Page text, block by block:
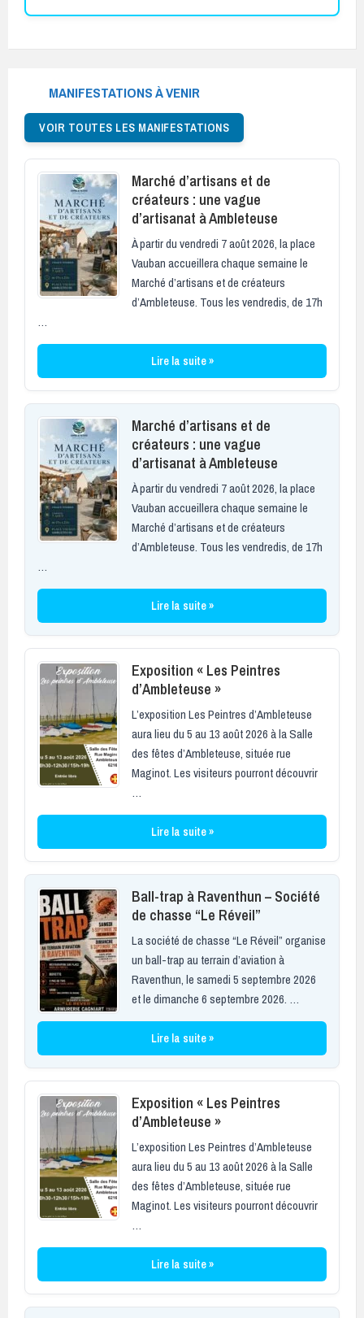
MANIFESTATIONS À VENIR
VOIR TOUTES LES MANIFESTATIONS
Marché d’artisans et de
créateurs : une vague
d’artisanat à Ambleteuse
À partir du vendredi 7 août 2026, la place
Vauban accueillera chaque semaine le
Marché d’artisans et de créateurs
d’Ambleteuse. Tous les vendredis, de 17h
…
Lire la suite »
Marché d’artisans et de
créateurs : une vague
d’artisanat à Ambleteuse
À partir du vendredi 7 août 2026, la place
Vauban accueillera chaque semaine le
Marché d’artisans et de créateurs
d’Ambleteuse. Tous les vendredis, de 17h
…
Lire la suite »
Exposition « Les Peintres
d’Ambleteuse »
L’exposition Les Peintres d’Ambleteuse
aura lieu du 5 au 13 août 2026 à la Salle
des fêtes d’Ambleteuse, située rue
Maginot. Les visiteurs pourront découvrir
…
Lire la suite »
Ball-trap à Raventhun – Société
de chasse “Le Réveil”
La société de chasse “Le Réveil” organise
un ball-trap au terrain d’aviation à
Raventhun, le samedi 5 septembre 2026
et le dimanche 6 septembre 2026. …
Lire la suite »
Exposition « Les Peintres
d’Ambleteuse »
L’exposition Les Peintres d’Ambleteuse
aura lieu du 5 au 13 août 2026 à la Salle
des fêtes d’Ambleteuse, située rue
Maginot. Les visiteurs pourront découvrir
…
Lire la suite »